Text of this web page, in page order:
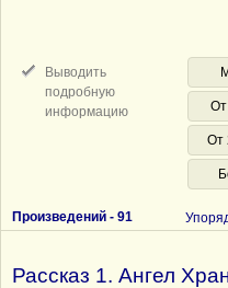
Выводить
подробную
информацию
От
От
Произведений - 91
Рассказ 1. Ангел